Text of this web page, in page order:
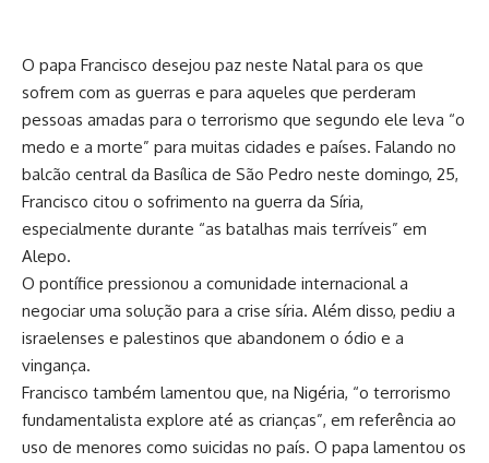
O papa Francisco desejou paz neste Natal para os que
sofrem com as guerras e para aqueles que perderam
pessoas amadas para o terrorismo que segundo ele leva “o
medo e a morte” para muitas cidades e países. Falando no
balcão central da Basílica de São Pedro neste domingo, 25,
Francisco citou o sofrimento na guerra da Síria,
especialmente durante “as batalhas mais terríveis” em
Alepo.
O pontífice pressionou a comunidade internacional a
negociar uma solução para a crise síria. Além disso, pediu a
israelenses e palestinos que abandonem o ódio e a
vingança.
Francisco também lamentou que, na Nigéria, “o terrorismo
fundamentalista explore até as crianças”, em referência ao
uso de menores como suicidas no país. O papa lamentou os